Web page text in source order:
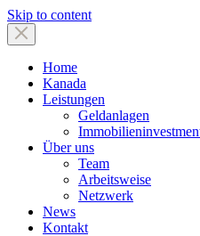
Skip to content
Home
Kanada
Leistungen
Geldanlagen
Über uns
Team
Arbeitsweise
Netzwerk
News
Kontakt